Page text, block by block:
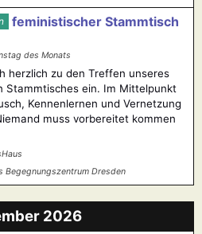
feministischer Stammtisch
des Monats
herzlich zu den Treffen unseres
Stammtisches ein. Im Mittelpunkt
Kennenlernen und Vernetzung
muss vorbereitet kommen
Begegnungszentrum Dresden
2026